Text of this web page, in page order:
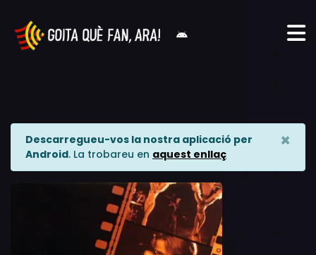
Descarregueu-vos la nostra aplicació per
Android. La trobareu en aquest enllaç
×